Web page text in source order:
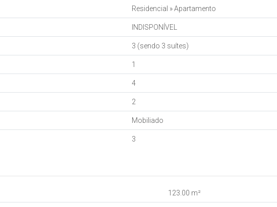
Residencial »Apartamento
INDISPONÍVEL
3 (sendo 3 suítes)
1
4
2
Mobiliado
3
123 .00 m²